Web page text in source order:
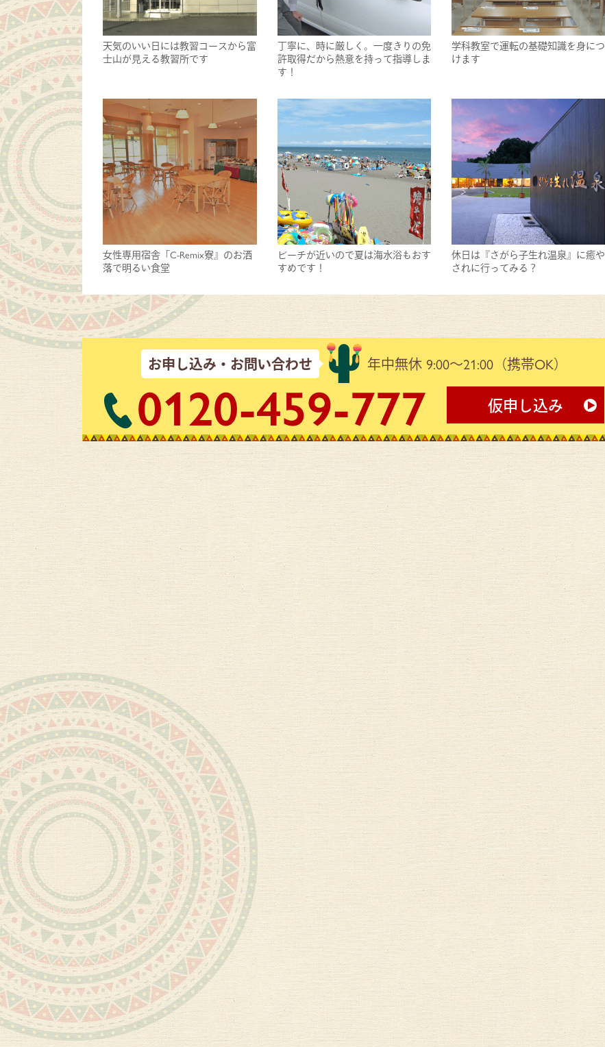
天気のいい日には教習コースから富
士山が見える教習所です
丁寧に、時に厳しく。一度きりの免
許取得だから熱意を持って指導しま
す！
学科教室で運転の基礎知識を身につ
けます
女性専用宿舎「C-Remix寮』のお洒
落で明るい食堂
ビーチが近いので夏は海水浴もおす
すめです！
休日は『さがら子生れ温泉』に癒や
されに行ってみる？
お申し込み・お問い合わせ 年中無休 9:00～21:00 （携帯OK）
0120-459-777 仮申し込み